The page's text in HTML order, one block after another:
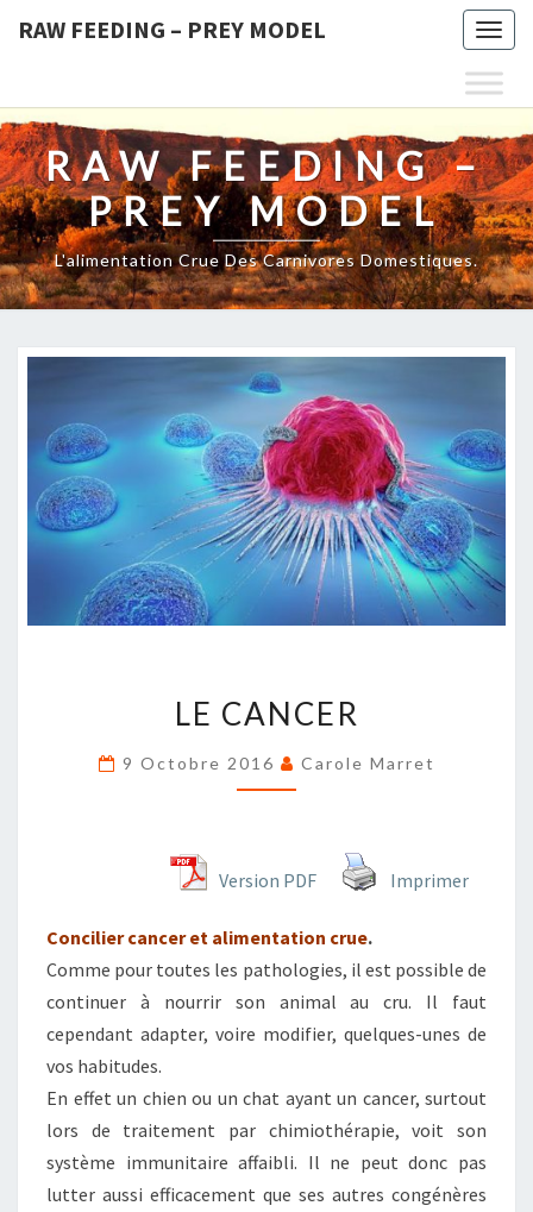
RAW FEEDING – PREY MODEL
RAW FEEDING –
PREY MODEL
L'alimentation Crue Des Carnivores Domestiques.
CANCER
LE CANCER
9 Octobre 2016 Carole Marret
Version PDF Imprimer
Concilier cancer et alimentation crue.
Comme pour toutes les pathologies, il est possible de
continuer à nourrir son animal au cru. Il faut
cependant adapter, voire modifier, quelques-unes de
vos habitudes.
En effet un chien ou un chat ayant un cancer, surtout
lors de traitement par chimiothérapie, voit son
système immunitaire affaibli. Il ne peut donc pas
lutter aussi efficacement que ses autres congénères